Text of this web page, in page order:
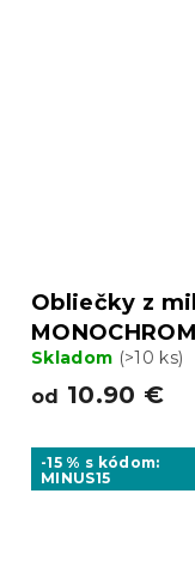
Obliečky z
Skladom (>10 ks)
od 10.90 €
-15 % s kódom:
MINUS15